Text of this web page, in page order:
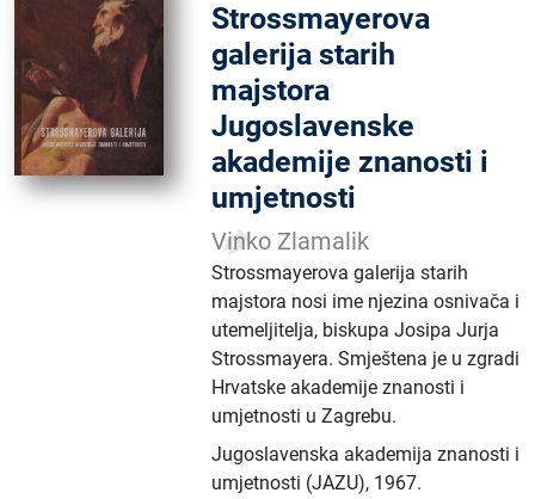
Strossmayerova
galerija starih
majstora
Jugoslavenske
akademije znanosti i
umjetnosti
Vinko Zlamalik
Strossmayerova galerija starih
majstora nosi ime njezina osnivača i
utemeljitelja, biskupa Josipa Jurja
Strossmayera. Smještena je u zgradi
Hrvatske akademije znanosti i
umjetnosti u Zagrebu.
Jugoslavenska akademija znanosti i
umjetnosti (JAZU), 1967.